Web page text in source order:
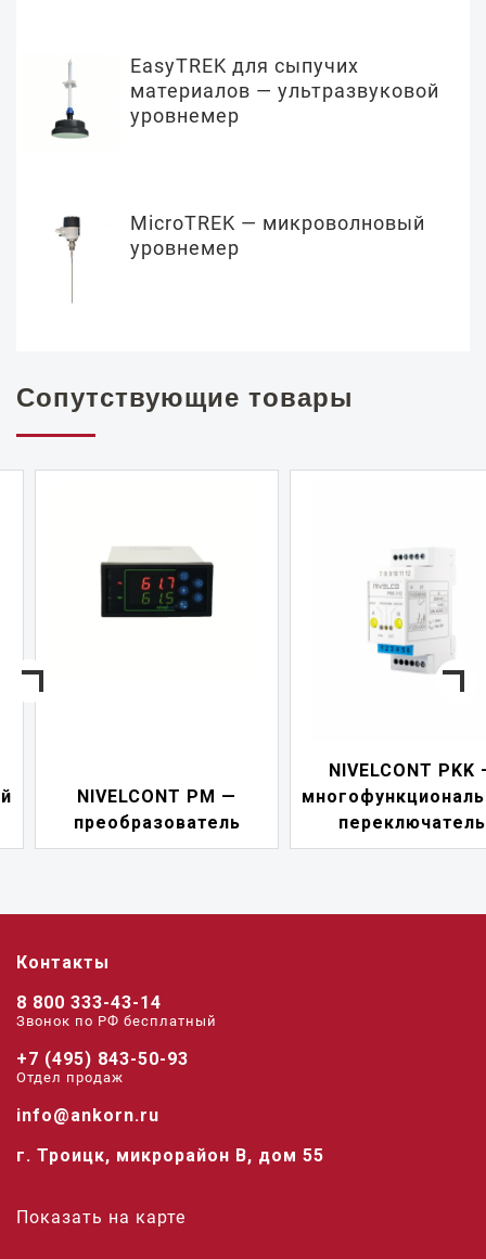
EasyTREK для сыпучих
материалов — ультразвуковой
уровнемер
MicroTREK — микроволновый
уровнемер
Сопутствующие товары
NIVELCONT PM —
преобразователь
NIVELCONT PKK —
переключатель
Контакты
8 800 333-43-14
Звонок по РФ беcплатный
+7 (495) 843-50-93
Отдел продаж
info@ankorn.ru
г. Троицк, микрорайон В, дом 55
Показать на карте